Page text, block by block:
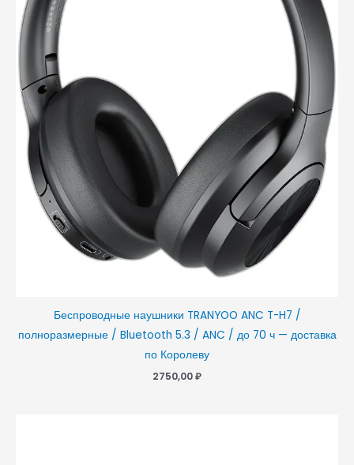
Беспроводные наушники TRANYOO ANC T-H7 /
полноразмерные / Bluetooth 5.3 / ANC / до 70 ч — доставка
по Королеву
2750,00₽